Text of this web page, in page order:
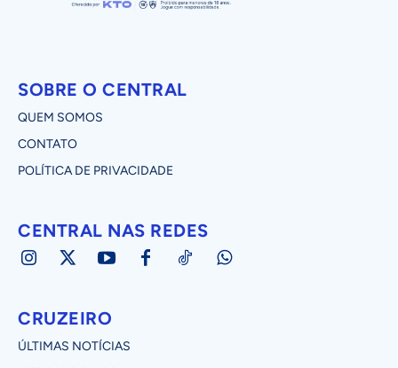
SOBRE O CENTRAL
QUEM SOMOS
CONTATO
POLÍTICA DE PRIVACIDADE
CENTRAL NAS REDES
CRUZEIRO
ÚLTIMAS NOTÍCIAS